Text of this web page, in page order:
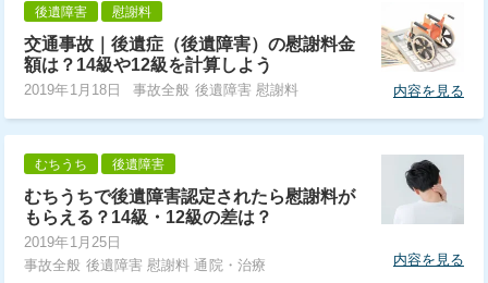
後遺障害 慰謝料
交通事故｜後遺症（後遺障害）の慰謝料金
額は？14級や12級を計算しよう
2019年1月18日 事故全般 後遺障害 慰謝料 内容を見る
むちうち 後遺障害
むちうちで後遺障害認定されたら慰謝料が
もらえる？14級・12級の差は？
2019年1月25日
事故全般 後遺障害 慰謝料 通院・治療
内容を見る